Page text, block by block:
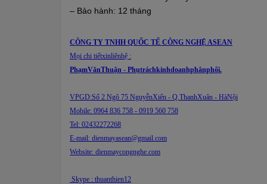
– Bảo hành: 12 tháng
CÔNG TY TNHH QUỐC TẾ CÔNG NGHỆ ASEAN
Mọi chi tiếtxinliênhệ :
PhạmVănThuận - Phụtráchkinhdoanhphânphối.
VPGD:Số 2 Ngõ 75 NguyễnXiển - Q.ThanhXuân - HàNội
Mobile: 0964 836 758 - 0919 560 758
Tel: 02432272268
E-mail: dienmayasean@gmail.com
Website: dienmaycongnghe.com
Skype : thuanthien12